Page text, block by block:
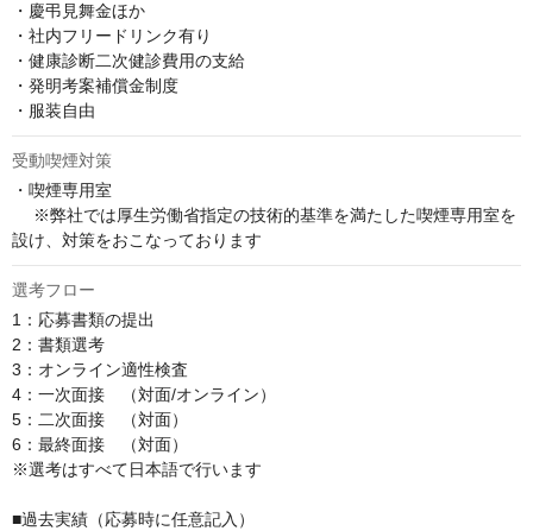
・慶弔見舞金ほか
・社内フリードリンク有り
・健康診断二次健診費用の支給
・発明考案補償金制度
・服装自由
受動喫煙対策
・喫煙専用室
設け、対策をおこなっております
選考フロー
1：応募書類の提出
2：書類選考
3：オンライン適性検査
4：一次面接　（対面/オンライン）
5：二次面接　（対面）
6：最終面接　（対面﻿）
※選考はすべて日本語で行います
■過去実績（応募時に任意記入）